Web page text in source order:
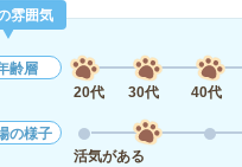
雰囲気
齢層
20代
30代 40代
の様子
活気がある